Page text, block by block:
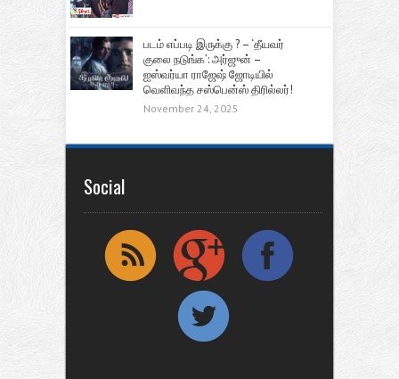
படம் எப்படி இருக்கு ? – ‘தீயவர்
குலை நடுங்க’: அர்ஜுன் –
ஐஸ்வர்யா ராஜேஷ் ஜோடியில்
வெளிவந்த சஸ்பென்ஸ் திரில்லர்!
November 24, 2025
Social